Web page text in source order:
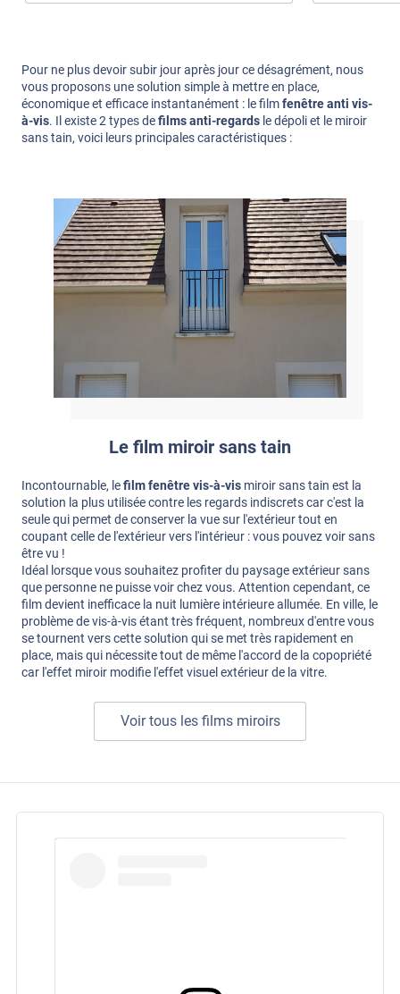
Pour ne plus devoir subir jour après jour ce désagrément, nous
vous proposons une solution simple à mettre en place,
économique et efficace instantanément : le filmfenêtre anti vis-
à-vis. Il existe 2 types defilms anti-regards le dépoli et le miroir
sans tain, voici leurs principales caractéristiques :
Le film miroir sans tain
Incontournable, lefilm fenêtre vis-à-vis miroir sans tain est la
solution la plus utilisée contre les regards indiscrets car c'est la
seule qui permet de conserver la vue sur l'extérieur tout en
coupant celle de l'extérieur vers l'intérieur : vous pouvez voir sans
être vu !
Idéal lorsque vous souhaitez profiter du paysage extérieur sans
que personne ne puisse voir chez vous. Attention cependant, ce
film devient inefficace la nuit lumière intérieure allumée. En ville, le
problème de vis-à-vis étant très fréquent, nombreux d'entre vous
se tournent vers cette solution qui se met très rapidement en
place, mais qui nécessite tout de même l'accord de la copopriété
car l'effet miroir modifie l'effet visuel extérieur de la vitre.
Voir tous les films miroirs